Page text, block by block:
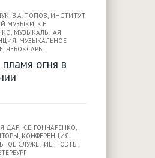
, В.А. ПОПОВ, ИНСТИТУТ
МУЗЫКИ, К.Е.
, МУЗЫКАЛЬНАЯ
, МУЗЫКАЛЬНОЕ
, ЧЕБОКСАРЫ
огня в
ДАР, К.Е. ГОНЧАРЕНКО,
, КОНФЕРЕНЦИЯ,
СЛУЖЕНИЕ, ПОЭТЫ,